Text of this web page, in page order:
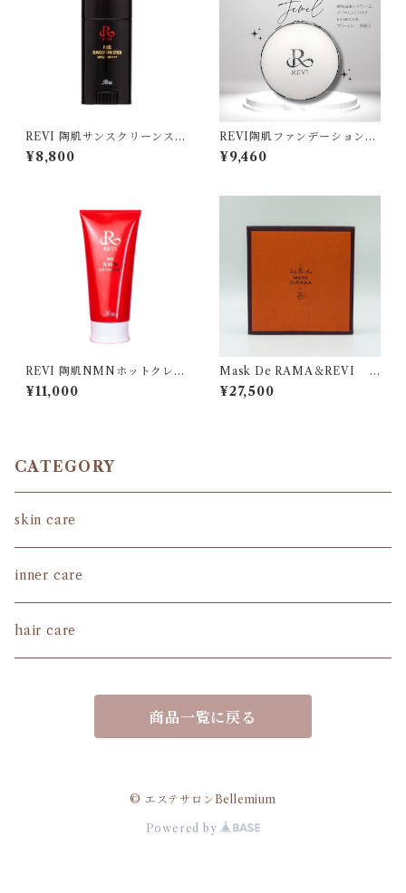
REVI 陶肌サンスクリーンステ
ィック
¥8,800
REVI陶肌ファンデーション
ジュエル
¥9,460
REVI 陶肌NMNホットクレン
ジング
¥11,000
Mask De RAMA＆REVI C
ream Wrapping Mask
¥27,500
CATEGORY
skin care
inner care
hair care
商品一覧に戻る
© エステサロンBellemium
Powered by